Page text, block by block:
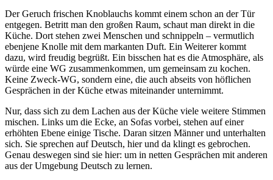
Der Geruch frischen Knoblauchs kommt einem schon an der Tür
entgegen. Betritt man den großen Raum, schaut man direkt in die
Küche. Dort stehen zwei Menschen und schnippeln – vermutlich
ebenjene Knolle mit dem markanten Duft. Ein Weiterer kommt
dazu, wird freudig begrüßt. Ein bisschen hat es die Atmosphäre, als
würde eine WG zusammenkommen, um gemeinsam zu kochen.
Keine Zweck-WG, sondern eine, die auch abseits von höflichen
Gesprächen in der Küche etwas miteinander unternimmt.
Nur, dass sich zu dem Lachen aus der Küche viele weitere Stimmen
mischen. Links um die Ecke, an Sofas vorbei, stehen auf einer
erhöhten Ebene einige Tische. Daran sitzen Männer und unterhalten
sich. Sie sprechen auf Deutsch, hier und da klingt es gebrochen.
Genau deswegen sind sie hier: um in netten Gesprächen mit anderen
aus der Umgebung Deutsch zu lernen.